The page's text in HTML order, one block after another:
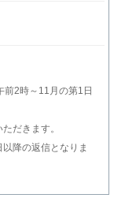
2時～11月の第1日
だきます。
降の返信となりま